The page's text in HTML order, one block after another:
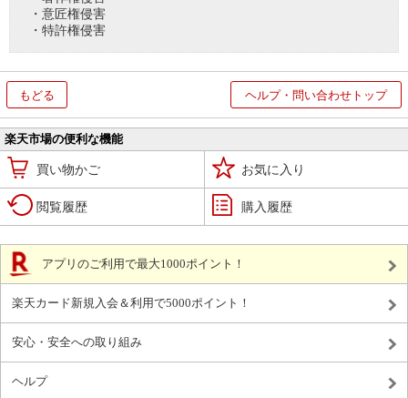
・意匠権侵害
・特許権侵害
もどる ヘルプ・問い合わせトップ
楽天市場の便利な機能
買い物かご お気に入り
閲覧履歴 購入履歴
アプリのご利用で最大1000ポイント！
楽天カード新規入会＆利用で5000ポイント！
安心・安全への取り組み
ヘルプ